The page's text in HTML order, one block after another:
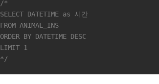
/*
SELECT DATETIME as 시간
FROM ANIMAL_INS
ORDER BY DATETIME DESC
LIMIT 1
*/